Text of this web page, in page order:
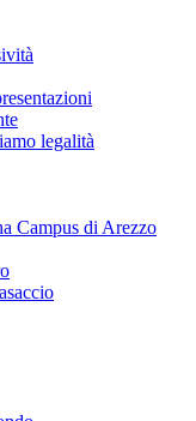
legalità
Campus di Arezzo